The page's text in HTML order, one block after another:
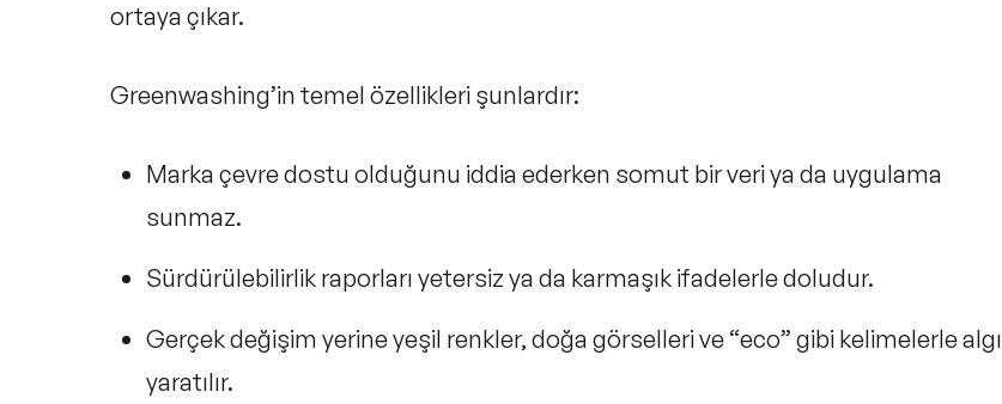
ortaya çıkar.
Greenwashing’in temel özellikleri şunlardır:
Marka çevre dostu olduğunu iddia ederken somut bir veri ya da uygulama
sunmaz.
Sürdürülebilirlik raporları yetersiz ya da karmaşık ifadelerle doludur.
Gerçek değişim yerine yeşil renkler, doğa görselleri ve “eco” gibi kelimelerle algı
yaratılır.